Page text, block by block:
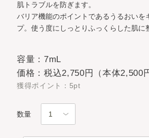
肌トラブルを防ぎます。
バリア機能のポイントであるうるおいを
プ。使う度にしっとりふっくらした肌に
容量：7mL
価格：税込2,750円（本体2,500
獲得ポイント：5pt
数量